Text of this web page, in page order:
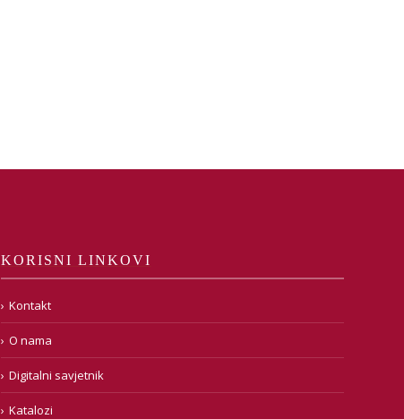
KORISNI LINKOVI
Kontakt
O nama
Digitalni savjetnik
Katalozi